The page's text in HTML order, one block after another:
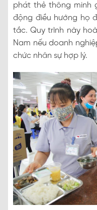
phát thẻ thông minh
động điều hướng họ
tắc. Quy trình này
Nam nếu doanh
chức nhân sự hợp lý.